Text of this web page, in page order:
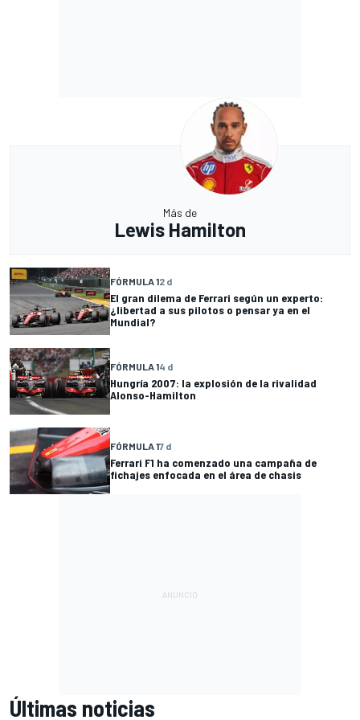
Más de
Lewis Hamilton
FÓRMULA 12 d
El gran dilema de Ferrari según un experto:
¿libertad a sus pilotos o pensar ya en el
Mundial?
FÓRMULA 14 d
Hungría 2007: la explosión de la rivalidad
Alonso-Hamilton
FÓRMULA 17 d
Ferrari F1 ha comenzado una campaña de
fichajes enfocada en el área de chasis
Últimas noticias